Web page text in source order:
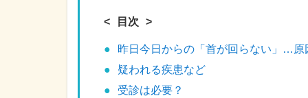
目次
昨日今日からの「首が回らない」…原
疑われる疾患など
受診は必要？